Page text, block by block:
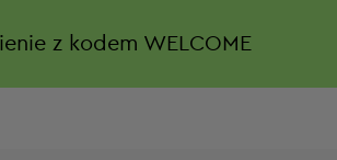
z kodem WELCOME